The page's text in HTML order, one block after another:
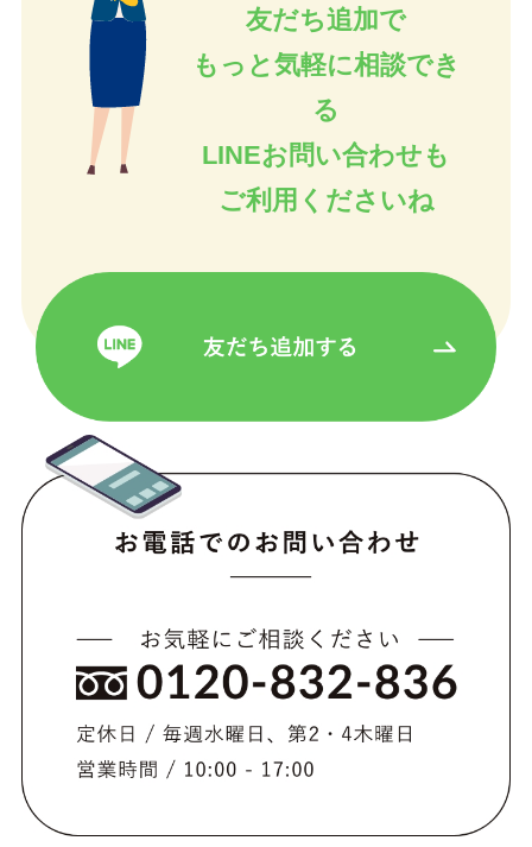
友だち追加で
もっと気軽に相談でき
る
LINEお問い合わせも
ご利用くださいね